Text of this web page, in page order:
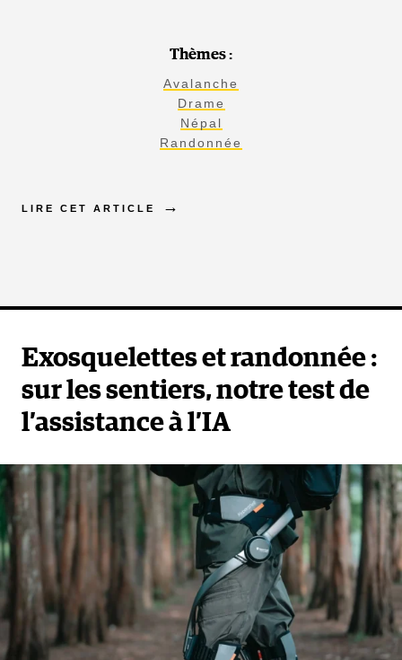
Thèmes :
Avalanche
Drame
Népal
Randonnée
LIRE CET ARTICLE
Exosquelettes et randonnée :
sur les sentiers, notre test de
l’assistance à l’IA